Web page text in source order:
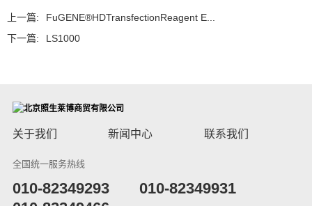
上一篇:
FuGENE®HDTransfectionReagent E...
下一篇:
LS1000
关于我们 新闻中心 联系我们
全国统一服务热线
​010-82349293
010-82349931